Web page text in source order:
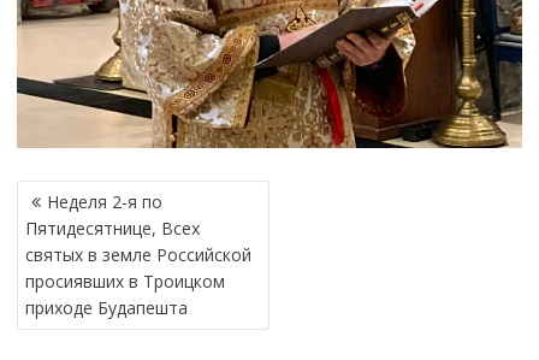
Н
А
В
И
Г
А
Неделя 2-я по
Пятидесятнице, Всех
святых в земле Российской
просиявших в Tроицком
приходе Будапешта